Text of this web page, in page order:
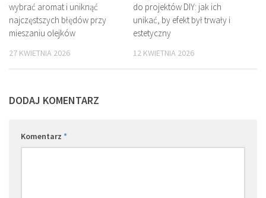
wybrać aromat i uniknąć
najczęstszych błędów przy
mieszaniu olejków
27 KWIETNIA 2026
do projektów DIY: jak ich
unikać, by efekt był trwały i
estetyczny
12 KWIETNIA 2026
DODAJ KOMENTARZ
Komentarz *